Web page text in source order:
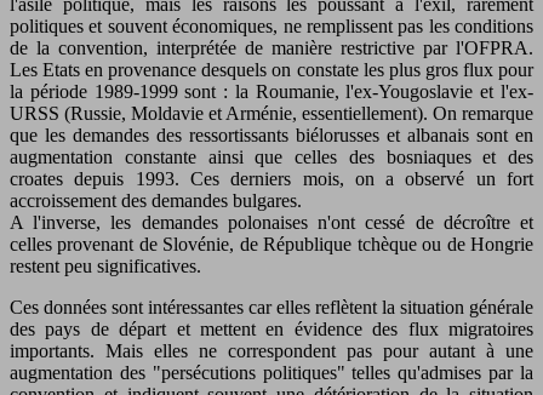
politiques et souvent économiques, ne remplissent pas les conditions
de la convention, interprétée de manière restrictive par l'OFPRA.
Les Etats en provenance desquels on constate les plus gros flux pour
la période 1989-1999 sont : la Roumanie, l'ex-Yougoslavie et l'ex-
URSS (Russie, Moldavie et Arménie, essentiellement). On remarque
que les demandes des ressortissants biélorusses et albanais sont en
augmentation constante ainsi que celles des bosniaques et des
croates depuis 1993. Ces derniers mois, on a observé un fort
accroissement des demandes bulgares.
A l'inverse, les demandes polonaises n'ont cessé de décroître et
celles provenant de Slovénie, de République tchèque ou de Hongrie
restent peu significatives.
Ces données sont intéressantes car elles reflètent la situation générale
des pays de départ et mettent en évidence des flux migratoires
importants. Mais elles ne correspondent pas pour autant à une
augmentation des "persécutions politiques" telles qu'admises par la